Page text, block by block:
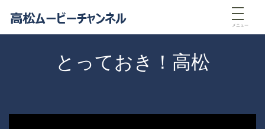
メニュー
とっておき！高松